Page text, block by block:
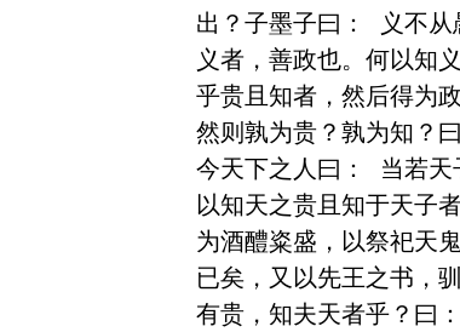
出？子墨子曰： 义不从
义者，善政也。何以知
乎贵且知者，然后得为
然则孰为贵？孰为知？
今天下之人曰： 当若
以知天之贵且知于天子
为酒醴粢盛，以祭祀天
已矣，又以先王之书，
有贵，知夫天者乎？曰